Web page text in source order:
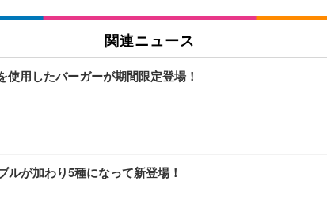
関連ニュース
使用したバーガーが期間限定登場！
ルが加わり5種になって新登場！